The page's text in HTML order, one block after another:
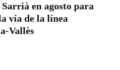
en agosto para
vía de la línea
Vallès